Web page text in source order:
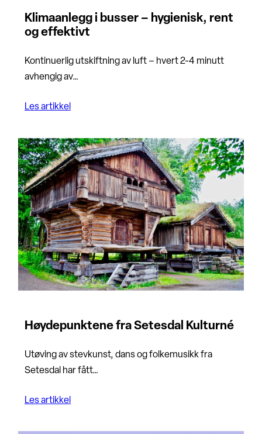
Klimaanlegg i busser – hygienisk, rent
og effektivt
Kontinuerlig utskiftning av luft – hvert 2-4 minutt
avhengig av…
Les artikkel
Høydepunktene fra Setesdal Kulturné
Utøving av stevkunst, dans og folkemusikk fra
Setesdal har fått…
Les artikkel